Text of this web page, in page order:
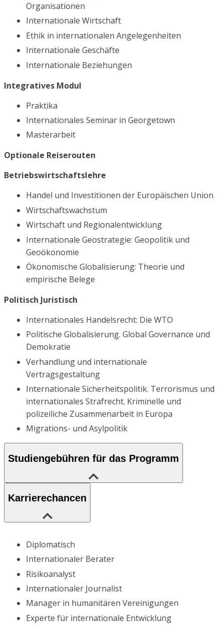
Organisationen
Internationale Wirtschaft
Ethik in internationalen Angelegenheiten
Internationale Geschäfte
Internationale Beziehungen
Integratives Modul
Praktika
Internationales Seminar in Georgetown
Masterarbeit
Optionale Reiserouten
Betriebswirtschaftslehre
Handel und Investitionen der Europäischen Union
Wirtschaftswachstum
Wirtschaft und Regionalentwicklung
Internationale Geostrategie: Geopolitik und
Geoökonomie
Ökonomische Globalisierung: Theorie und
empirische Belege
Politisch Juristisch
Internationales Handelsrecht: Die WTO
Politische Globalisierung. Global Governance und
Demokratie
Verhandlung und internationale
Vertragsgestaltung
Internationale Sicherheitspolitik. Terrorismus und
internationales Strafrecht. Kriminelle und
polizeiliche Zusammenarbeit in Europa
Migrations- und Asylpolitik
Studiengebühren für das Programm
Karrierechancen
Diplomatisch
Internationaler Berater
Risikoanalyst
Internationaler Journalist
Manager in humanitären Vereinigungen
Experte für internationale Entwicklung